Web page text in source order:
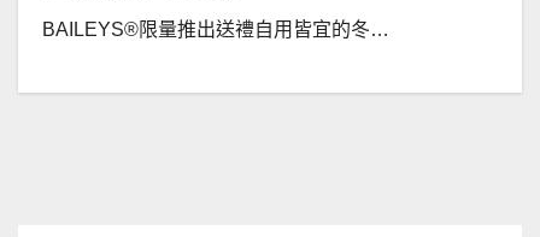
BAILEYS®限量推出送禮自用皆宜的冬…